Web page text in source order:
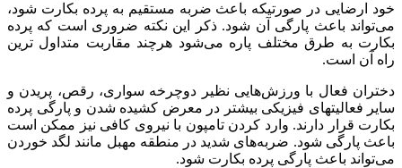
خود ارضایی در صورتیکه باعث ضربه مستقیم به پرده بکارت شود،
می‌تواند باعث پارگی آن شود. ذکر این نکته ضروری است که پرده
بکارت به طرق مختلف پاره می‌شود هرچند مقاربت متداول ترین
راه آن است.
دختران فعال با ورزش‌هایی نظیر دوچرخه سواری، رقص، پریدن و
سایر فعالیتهای فیزیکی بیشتر در معرض کشیده شدن و پارگی پرده
بکارت قرار دارند. وارد کردن تامپون با نیروی کافی نیز ممکن است
باعث پارگی شود. ضربه‌های شدید در منطقه مهبل مانند لگد خوردن
می‌تواند باعث پارگی پرده بکارت شود.